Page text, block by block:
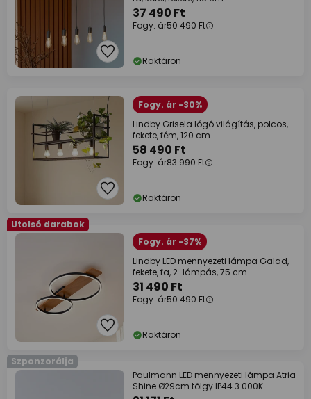
37 490 Ft
Fogy. ár50 490 Ft
Raktáron
Fogy. ár -30%
Lindby Grisela lógó világítás, polcos,
fekete, fém, 120 cm
58 490 Ft
Fogy. ár83 990 Ft
Raktáron
Utolsó darabok
Fogy. ár -37%
Lindby LED mennyezeti lámpa Galad,
fekete, fa, 2-lámpás, 75 cm
31 490 Ft
Fogy. ár50 490 Ft
Raktáron
Szponzorálja
Paulmann LED mennyezeti lámpa Atria
Shine Ø29cm tölgy IP44 3.000K